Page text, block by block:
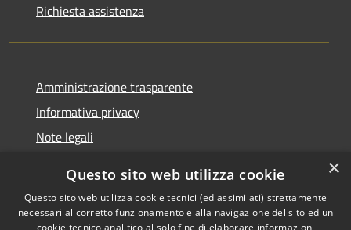
Richiesta assistenza
Amministrazione trasparente
Informativa privacy
Note legali
×
Questo sito web utilizza cookie
Questo sito web utilizza cookie tecnici (ed assimilati) strettamente
necessari al corretto funzionamento e alla navigazione del sito ed un
cookie tecnico analitico al solo fine di elaborare informazioni